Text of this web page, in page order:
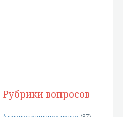
Рубрики вопросов